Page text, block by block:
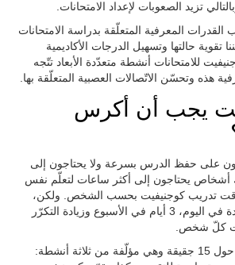
تزيد الصعوبات لإعداد الامتحانات.
القدرات المعرفية المتعلّقة بدراسة الامتحانات
تقوية حالتها وتسهيل الدرجات الأكاديمية
للامتحانات أنشطة متعدّدة الأبعاد تتّجه
هذه وتحسّن الاتّصالات العصبية المتعلّقة بها.
يجب أن أكرس
على حفظ الدرس بسرعة ولا يحتاجون إلى
أشخاص يحتاجون إلى أكثر ساعات لتعلّم نفس
وقت تدريب كوجنيفيت بحسب الشخص. ولكن،
ننصح إجراء حلسة واحدة في اليوم، 3 أيام في الأسبوع وزيادة التكرّر
كلّ شخص.
تدوم كلّ جلسة تدريب حول 15 جقيقة وهي مؤلّفة من ثلاثة أنشطة: